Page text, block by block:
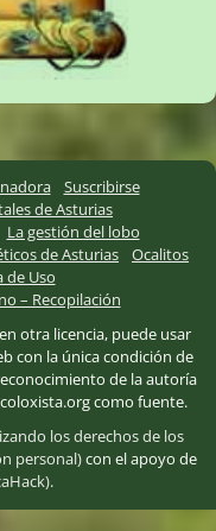
Suscribirse
de Asturias
La gestión del lobo
de Asturias
Ocalitos
de Uso
– Recopilación
otra licencia, puede usar
con la única condición de
de la autoría
como fuente.
los derechos de los
personal)con el apoyo de
.